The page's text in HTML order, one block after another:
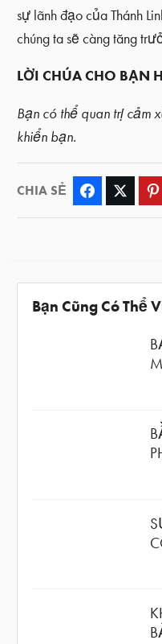
sự lãnh đạo của Thánh
chúng ta sẽ càng tăng
LỜI CHÚA CHO BẠN
Bạn có thể quan trị cảm
khiển bạn.
CHIA SẺ Facebook Twitter
Bạn Cũng Có Thể